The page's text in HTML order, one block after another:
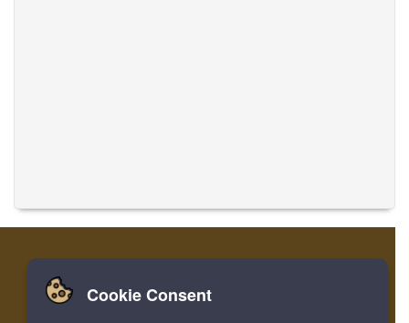
Zuhause Einloggen
Cookie Consent